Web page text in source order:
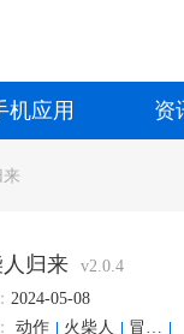
机应用 资
来
人归来
v2.0.4
2024-05-08
动作 火柴人 冒险